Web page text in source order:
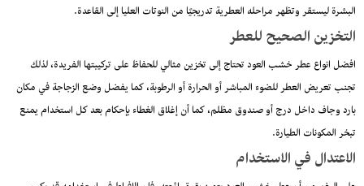
البشرة ليستقر وتظهر مراحله العطرية تدريجيًا من النوتات العليا إلى القاعدة.
التخزين الصحيح للعطر
افضل انواع عطر خشب العود تحتاج إلى تخزين مثالي للحفاظ على تركيبتها الفريدة، لذلك
تجنب تعريض العطر للضوء المباشر أو الحرارة أو الرطوبة، كما يفضل وضع الزجاجة في مكان
بارد وجاف داخل درج أو صندوق مظلم، كما أن إغلاق الغطاء بإحكام بعد كل استخدام يمنع
تبخر المكونات الطيارة.
الاعتدال في الاستخدام